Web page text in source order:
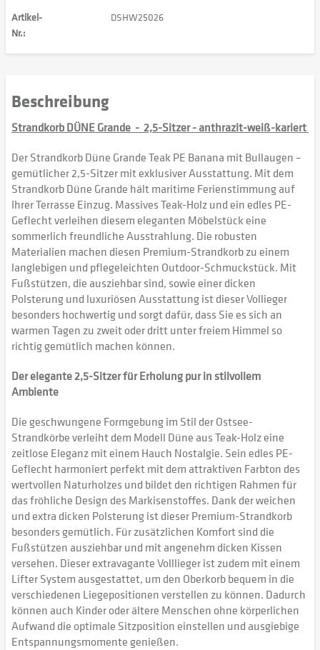
Artikel-
Nr.:
DSHW25026
Beschreibung
Strandkorb DÜNE Grande - 2,5-Sitzer - anthrazit-weiß-kariert
Der Strandkorb Düne Grande Teak PE Banana mit Bullaugen –
gemütlicher 2,5-Sitzer mit exklusiver Ausstattung. Mit dem
Strandkorb Düne Grande hält maritime Ferienstimmung auf
Ihrer Terrasse Einzug. Massives Teak-Holz und ein edles PE-
Geflecht verleihen diesem eleganten Möbelstück eine
sommerlich freundliche Ausstrahlung. Die robusten
Materialien machen diesen Premium-Strandkorb zu einem
langlebigen und pflegeleichten Outdoor-Schmuckstück. Mit
Fußstützen, die ausziehbar sind, sowie einer dicken
Polsterung und luxuriösen Ausstattung ist dieser Vollieger
besonders hochwertig und sorgt dafür, dass Sie es sich an
warmen Tagen zu zweit oder dritt unter freiem Himmel so
richtig gemütlich machen können.
Der elegante 2,5-Sitzer für Erholung pur in stilvollem
Ambiente
Die geschwungene Formgebung im Stil der Ostsee-
Strandkörbe verleiht dem Modell Düne aus Teak-Holz eine
zeitlose Eleganz mit einem Hauch Nostalgie. Sein edles PE-
Geflecht harmoniert perfekt mit dem attraktiven Farbton des
wertvollen Naturholzes und bildet den richtigen Rahmen für
das fröhliche Design des Markisenstoffes. Dank der weichen
und extra dicken Polsterung ist dieser Premium-Strandkorb
besonders gemütlich. Für zusätzlichen Komfort sind die
Fußstützen ausziehbar und mit angenehm dicken Kissen
versehen. Dieser extravagante Volllieger ist zudem mit einem
Lifter System ausgestattet, um den Oberkorb bequem in die
verschiedenen Liegepositionen verstellen zu können. Dadurch
können auch Kinder oder ältere Menschen ohne körperlichen
Aufwand die optimale Sitzposition einstellen und ausgiebige
Entspannungsmomente genießen.